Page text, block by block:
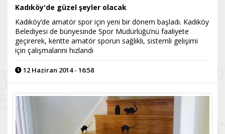
Kadıköy'de güzel şeyler olacak
Kadıköy’de amatör spor için yeni bir dönem başladı. Kadıköy
Belediyesi de bünyesinde Spor Müdürlüğü’nü faaliyete
geçirerek, kentte amatör sporun sağlıklı, sistemli gelişimi
için çalışmalarını hızlandı
12 Haziran 2014 - 16:58